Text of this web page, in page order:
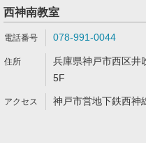
西神南教室
078-991-0044
兵庫県神戸市西区井
5F
神戸市営地下鉄西神